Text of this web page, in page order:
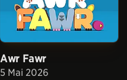
Awr Fawr
5 Mai 2026